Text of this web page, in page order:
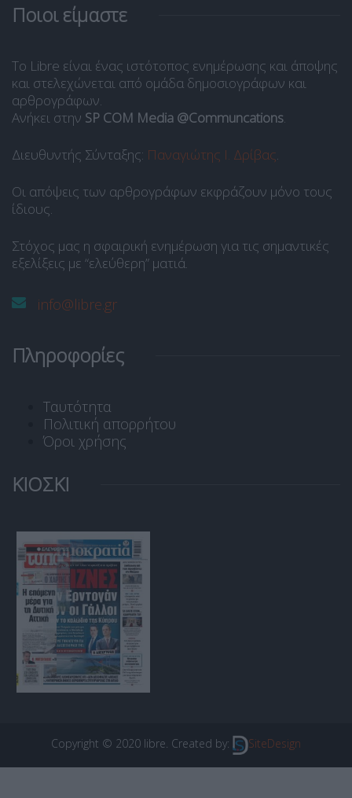
Ποιοι είμαστε
Το Libre είναι ένας ιστότοπος ενημέρωσης και άποψης
και στελεχώνεται από ομάδα δημοσιογράφων και
αρθρογράφων.
Ανήκει στην SP COM Media @Communcations.
Διευθυντής Σύνταξης: Παναγιώτης Ι. Δρίβας.
Οι απόψεις των αρθρογράφων εκφράζουν μόνο τους
ίδιους.
Στόχος μας η σφαιρική ενημέρωση για τις σημαντικές
εξελίξεις με “ελεύθερη” ματιά.
info@libre.gr
Πληροφορίες
Ταυτότητα
Πολιτική απορρήτου
Όροι χρήσης
ΚΙΟΣΚΙ
Copyright © 2020 libre. Created by: SiteDesign